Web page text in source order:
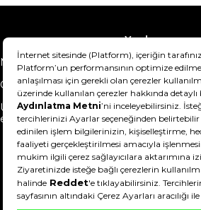
Yardım
Mesafeli Satış Sözleşmesi
Teslimat
Gizlilik Sözleşmesi
Şartlar &
Ürünümü nasıl iade
edebilirim?